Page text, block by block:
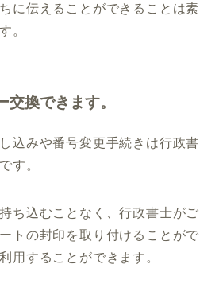
に伝えることができることは素
。
交換できます。
込みや番号変更手続きは行政書
す。
ち込むことなく、行政書士がご
トの封印を取り付けることがで
用することができます。